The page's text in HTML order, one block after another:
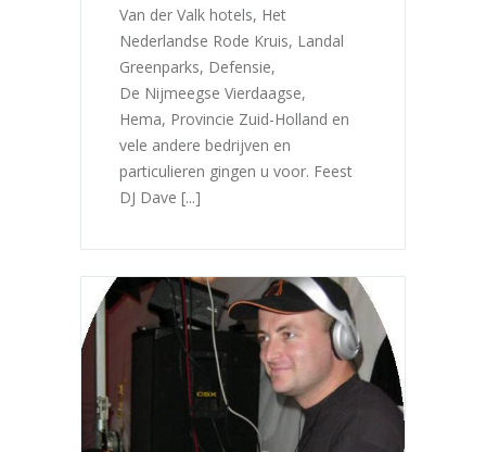
Van der Valk hotels, Het
Nederlandse Rode Kruis, Landal
Greenparks, Defensie,
De Nijmeegse Vierdaagse,
Hema, Provincie Zuid-Holland en
vele andere bedrijven en
particulieren gingen u voor. Feest
DJ Dave [...]